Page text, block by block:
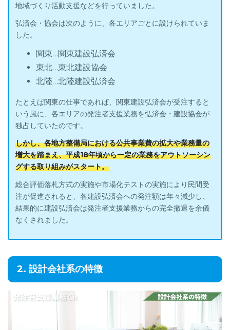
地域づくり活動支援などを行っていました。
弘済会・協会は次のように、各エリアごとに設けられていま
した。
関東…関東建設弘済会
東北…東北建設協会
北陸…北陸建設弘済会
たとえば関東の仕事であれば、関東建設弘済会が受注すると
いう風に、各エリアの発注者支援業務を弘済会・建設協会が
独占していたのです。
しかし、各地方整備局における公共事業費の拡大や業務量の
増大を踏まえ、平成18年頃から一定の業務をアウトソーシン
グする取り組みがスタート。
総合評価落札方式の実施や市場化テストの実施により民間受
注が促進されると、各建設弘済会への発注額は年々減少し、
結果的に建設弘済会は発注者支援業務からの完全撤退を余儀
なくされました。
2. 設計会社系の特徴